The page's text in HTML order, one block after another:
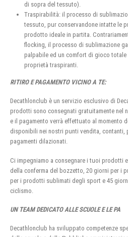
di sopra del tessuto).
Traspirabilità: il processo di
tessuto, pur conservandone intatte le
prodotto ideale in partita.
flocking, il processo di sublimazione
palpabile ed un comfort di gioco totale
proprietà traspiranti.
RITIRO E PAGAMENTO VICINO A TE:
Decathlonclub è un servizio esclusivo di
prodotti sono consegnati gratuitamente nel
e il pagamento verrà effettuato al momento
disponibili nei nostri punti vendita, contanti,
pagamenti dilazionati.
Ci impegniamo a consegnare i tuoi prodotti
della conferma del bozzetto, 20 giorni per i
per i prodotti sublimati degli sport e 45
ciclismo.
UN TEAM DEDICATO ALLE SCUOLE E LE PA
Decathlonclub ha sviluppato competenze